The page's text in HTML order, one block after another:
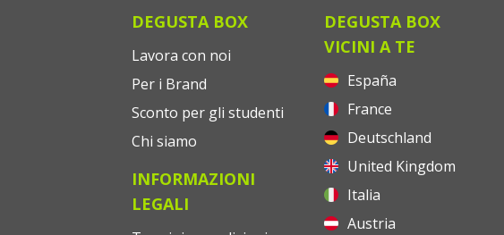
DEGUSTA BOX
Lavora con noi
Per i Brand
Sconto per gli studenti
Chi siamo
INFORMAZIONI
LEGALI
DEGUSTA BOX
VICINI A TE
España
France
Deutschland
United Kingdom
Italia
Austria